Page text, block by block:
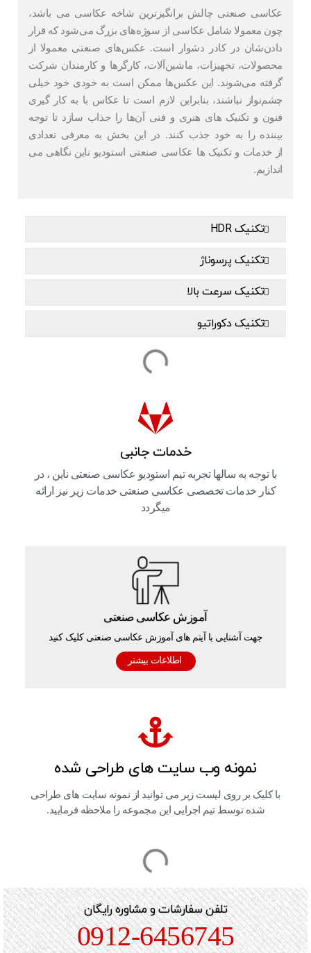
عکاسی صنعتی چالش برانگیزترین شاخه عکاسی می باشد،
چون معمولا شامل عکاسی از سوژه‌های بزرگ می‌شود که قرار
دادن‌شان در کادر دشوار است. عکس‌های صنعتی معمولا از
محصولات، تجهیزات، ماشین‌آلات، کارگرها و کارمندان شرکت
گرفته می‌شوند. این عکس‌ها ممکن است به خودی خود خیلی
چشم‌نواز نباشند، بنابراین لازم است تا عکاس با به کار گیری
فنون و تکنیک های هنری و فنی آن‌ها را جذاب سازد تا توجه
بیننده را به خود جذب کنند. در این بخش به معرفی تعدادی
از خدمات و تکنیک ها عکاسی صنعتی استودیو ناین نگاهی می
اندازیم.
تکنیک HDR
تکنیک پرسوناژ
تکنیک سرعت بالا
تکنیک دکوراتیو
خدمات جانبی
با توجه به سالها تجربه تیم استودیو عکاسی صنعتی ناین ، در
کنار خدمات تخصصی عکاسی صنعتی خدمات زیر نیز ارائه
میگردد
آموزش عکاسی صنعتی
جهت آشنایی با آیتم های آموزش عکاسی صنعتی کلیک کنید
اطلاعات بیشتر
نمونه وب سایت های طراحی شده
با کلیک بر روی لیست زیر می توانید از نمونه سایت های طراحی
شده توسط تیم اجرایی این مجموعه را ملاحظه فرمایید.
تلفن سفارشات و مشاوره رایگان
0912-6456745